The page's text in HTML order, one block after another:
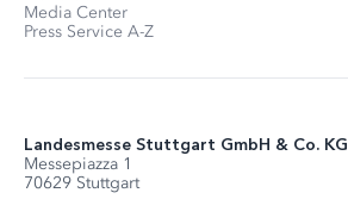
Media Center
Press Service A-Z
Landesmesse Stuttgart GmbH & Co. KG
Messepiazza 1
70629 Stuttgart